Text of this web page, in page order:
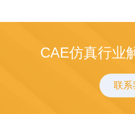
CAE仿真行业
联系